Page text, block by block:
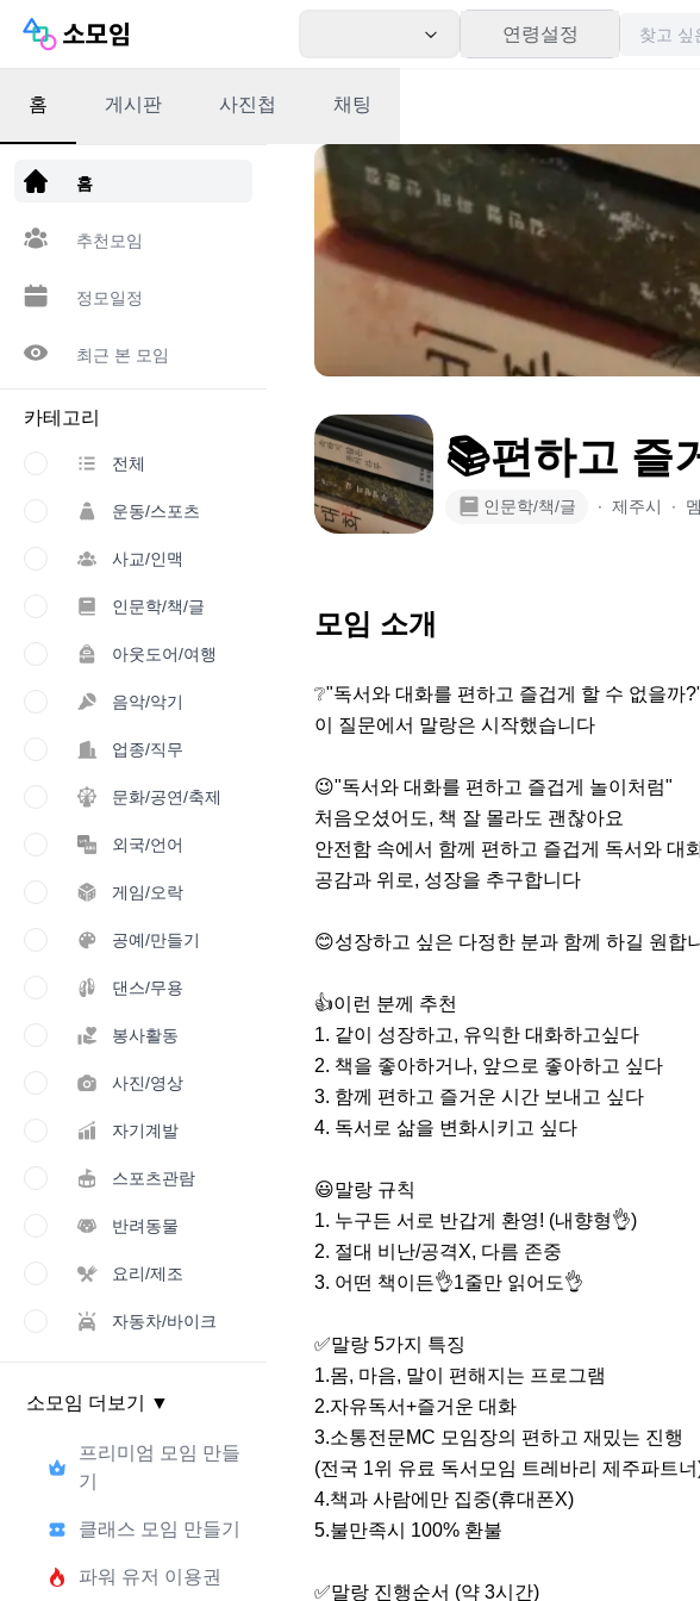
연령설정
앱 다운로드
홈
추천모임
정모일정
최근 본 모임
카테고리
전체
운동/스포츠
사교/인맥
인문학/책/글
아웃도어/여행
음악/악기
업종/직무
문화/공연/축제
외국/언어
게임/오락
공예/만들기
댄스/무용
봉사활동
사진/영상
자기계발
스포츠관람
반려동물
요리/제조
자동차/바이크
소모임 더보기 ▼
프리미엄 모임 만들
기
클래스 모임 만들기
파워 유저 이용권
홈 게시판 사진첩 채팅
📚편하고 즐
인문학/책/글 ∙ 제주시 ∙
모임 소개
❔️"독서와 대화를 편하고 즐겁게 할 수 없을까
이 질문에서 말랑은 시작했습니다
😉"독서와 대화를 편하고 즐겁게 놀이처럼"
처음오셨어도, 책 잘 몰라도 괜찮아요
안전함 속에서 함께 편하고 즐겁게 독서와 대
공감과 위로, 성장을 추구합니다
😊성장하고 싶은 다정한 분과 함께 하길 원합
👍이런 분께 추천
1. 같이 성장하고, 유익한 대화하고싶다
2. 책을 좋아하거나, 앞으로 좋아하고 싶다
3. 함께 편하고 즐거운 시간 보내고 싶다
4. 독서로 삶을 변화시키고 싶다
😃말랑 규칙
1. 누구든 서로 반갑게 환영! (내향형👌)
2. 절대 비난/공격X, 다름 존중
3. 어떤 책이든👌1줄만 읽어도👌
✅️말랑 5가지 특징
1.몸, 마음, 말이 편해지는 프로그램
2.자유독서+즐거운 대화
3.소통전문MC 모임장의 편하고 재밌는 진행
(전국 1위 유료 독서모임 트레바리 제주파트
4.책과 사람에만 집중(휴대폰X)
5.불만족시 100% 환불
✅️말랑 진행순서 (약 3시간)